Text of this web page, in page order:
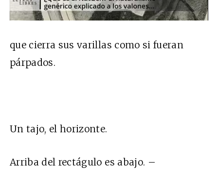
que cierra sus varillas como si fueran
párpados.
Un tajo, el horizonte.
Arriba del rectágulo es abajo. –